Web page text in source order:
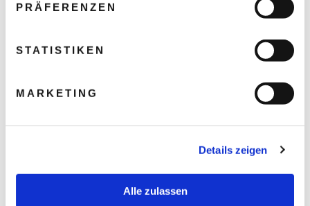
PRÄFERENZEN
STATISTIKEN
MARKETING
Details zeigen
Alle zulassen